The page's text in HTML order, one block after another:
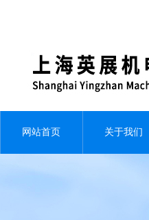
网站首页 关于我们